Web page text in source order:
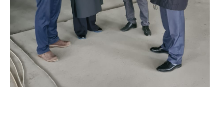
08.01.2025
ОЭЗ Красноярская Технологическая Долина.
Итоги строительного сезона 2024 года.
Завершающая фаза строительства первого
этапа машиностроительного предприятия АО
«Спецтехномаш».